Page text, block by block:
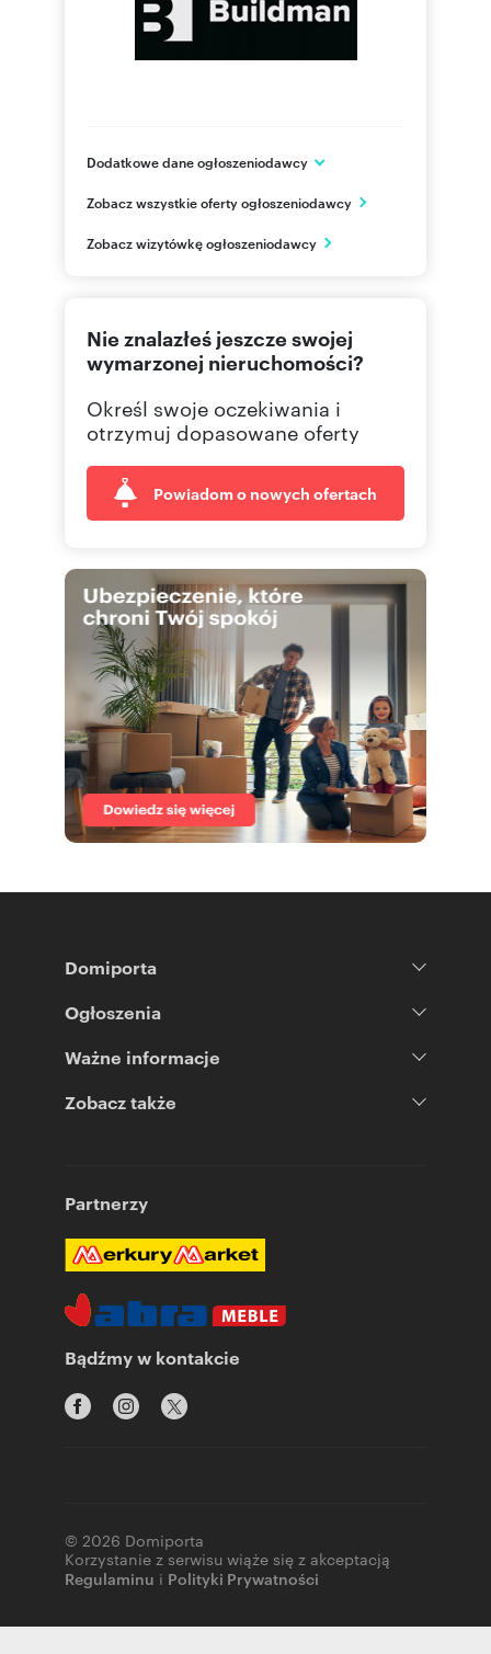
Dodatkowe dane ogłoszeniodawcy
ul. Podhalańska 26D
małopolskie
Zobacz wszystkie oferty ogłoszeniodawcy
Zobacz wizytówkę ogłoszeniodawcy
Nie znalazłeś jeszcze swojej
wymarzonej nieruchomości?
Określ swoje oczekiwania i
otrzymuj dopasowane oferty
Powiadom o nowych ofertach
Domiporta
Ogłoszenia
Ważne informacje
Zobacz także
Partnerzy
Bądźmy w kontakcie
© 2026 Domiporta
Korzystanie z serwisu wiąże się z akceptacją
Regulaminu i Polityki Prywatności